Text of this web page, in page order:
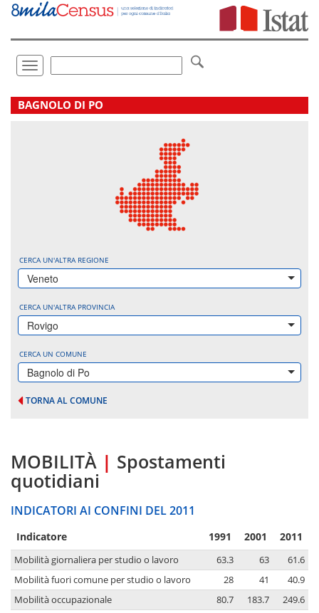
Vai
direttamente
Toggle
navigation
.
BAGNOLO DI PO
CERCA UN'ALTRA REGIONE
Veneto
CERCA UN'ALTRA PROVINCIA
Rovigo
CERCA UN COMUNE
Bagnolo di Po
TORNA AL COMUNE
MOBILITÀ | Spostamenti
quotidiani
INDICATORI AI CONFINI DEL 2011
Indicatore 1991 2001 2011
Mobilità giornaliera per studio o lavoro 63.3 63
61.6
Mobilità fuori comune per studio o lavoro
28 41
40.9
Mobilità occupazionale
80.7 183.7
249.6